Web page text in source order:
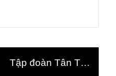
Tập đoàn Tân Tạo